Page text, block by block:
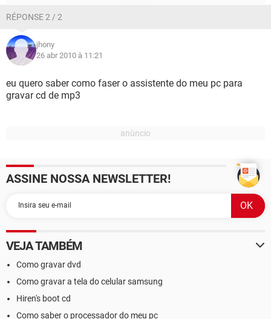
RÉPONSE 2 / 2
jhony
26 abr 2010 à 11:21
eu quero saber como faser o assistente do meu pc para
gravar cd de mp3
ASSINE NOSSA NEWSLETTER!
VEJA TAMBÉM
Como gravar dvd
Como gravar a tela do celular samsung
Hiren's boot cd
Como saber o processador do meu pc